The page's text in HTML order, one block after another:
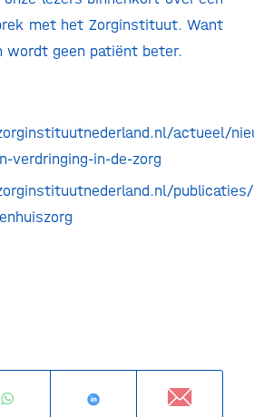
met het Zorginstituut. Want
wordt geen patiënt beter.
actueel/
verdringing-in-de-zorg